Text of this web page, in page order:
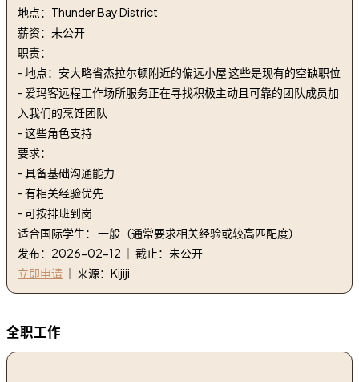
地点：Thunder Bay District
薪资：未公开
职责：
- 地点：安大略省杰拉尔顿附近的偏远小屋 这些是现有的空缺职位
- 爱玛客远程工作场所服务正在寻找积极主动且可靠的团队成员加
入我们的烹饪团队
- 这些角色支持
要求：
- 具备基础沟通能力
- 有相关经验优先
- 可按排班到岗
适合国际学生： 一般（通常要求相关经验或较高匹配度）
发布：2026-02-12 ｜ 截止：未公开
立即申请 ｜ 来源：Kijiji
全职工作